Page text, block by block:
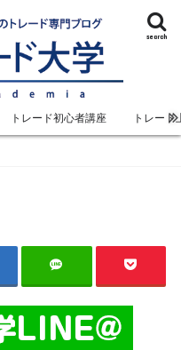
search
トレード初心者講座 トレード